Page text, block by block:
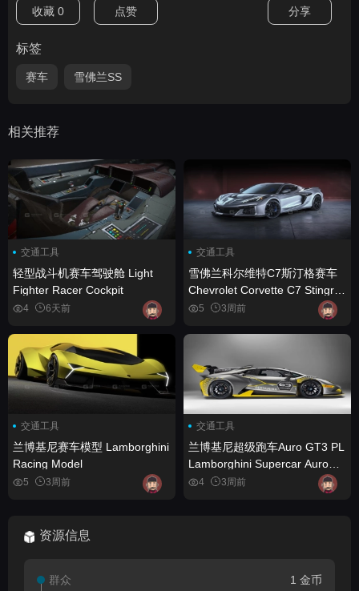
收藏 0 点赞 分享
标签
赛车 雪佛兰SS
相关推荐
交通工具
轻型战斗机赛车驾驶舱 Light
Fighter Racer Cockpit
4 6天前
交通工具
雪佛兰科尔维特C7斯汀格赛车
Chevrolet Corvette C7 Stingray
Racing Car
5 3周前
交通工具
兰博基尼赛车模型 Lamborghini
Racing Model
5 3周前
交通工具
兰博基尼超级跑车Auro GT3 PL
Lamborghini Supercar Auro
GT3 PL
4 3周前
资源信息
群众 1 金币